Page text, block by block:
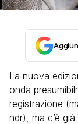
La nuova
onda
registrazione
ndr), ma c’è